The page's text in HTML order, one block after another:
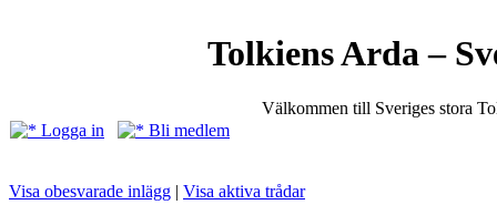
Tolkiens Arda –
Välkommen till Sveriges stora
Logga in
Bli medlem
Visa obesvarade inlägg | Visa aktiva trådar